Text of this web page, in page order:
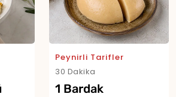
Peynirli Tarifler
30 Dakika
1 Bardak